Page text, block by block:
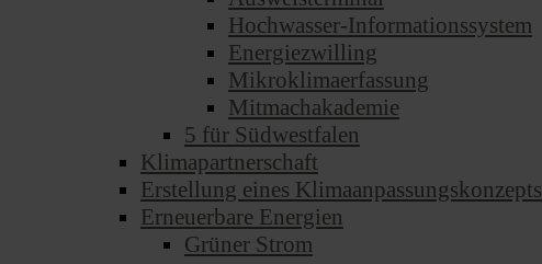
Hochwasser-Informationssystem
Energiezwilling
Mikroklimaerfassung
Mitmachakademie
5 für Südwestfalen
Klimapartnerschaft
Erstellung eines Klimaanpassungskonzepts
Erneuerbare Energien
Grüner Strom